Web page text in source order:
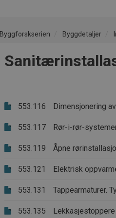
Byggforskserien Byggdetaljer
553.116 Dimensjonering
553.117 Rør-i-rør-
553.119 Åpne
553.121 Elektrisk
553.131 Tappearmaturer.
553.135 Lekkasjestoppere